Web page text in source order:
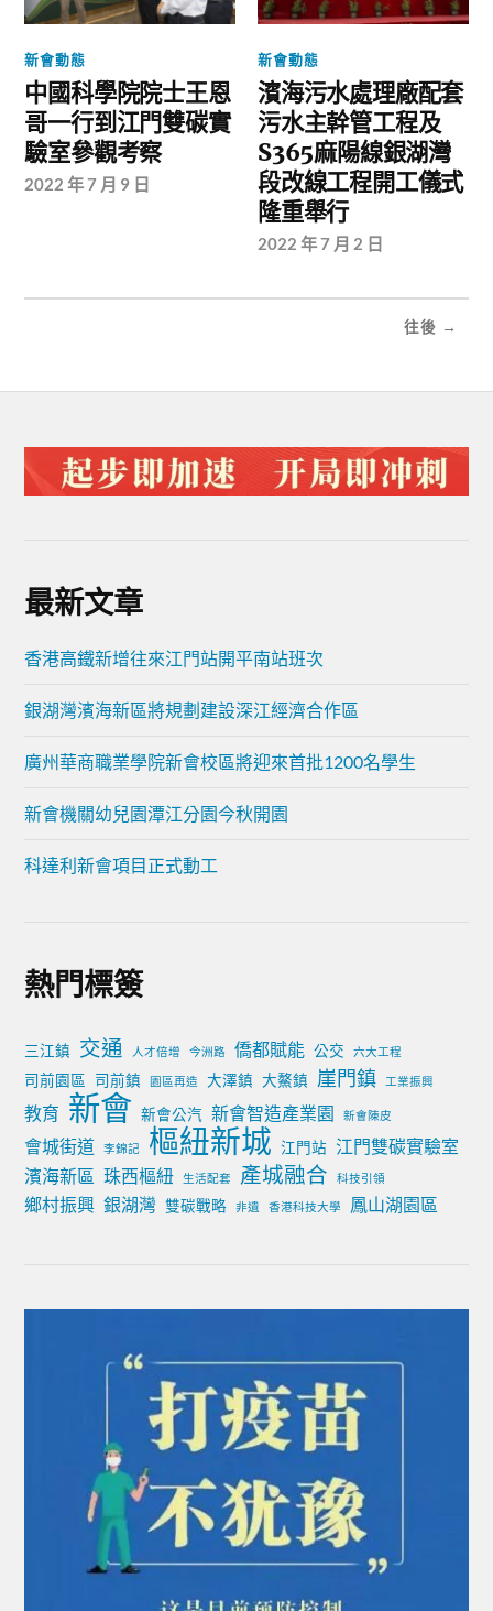
新會動態
中國科學院院士王恩
哥一行到江門雙碳實
驗室參觀考察
2022 年 7 月 9 日
新會動態
濱海污水處理廠配套
污水主幹管工程及
S365麻陽線銀湖灣
段改線工程開工儀式
隆重舉行
2022 年 7 月 2 日
往後 →
最新文章
香港高鐵新增往來江門站開平南站班次
銀湖灣濱海新區將規劃建設深江經濟合作區
廣州華商職業學院新會校區將迎來首批1200名學生
新會機關幼兒園潭江分園今秋開園
科達利新會項目正式動工
熱門標簽
三江鎮 交通 人才倍增 今洲路 僑都賦能 公交 六大工程
司前園區 司前鎮 園區再造 大澤鎮 大鰲鎮 崖門鎮 工業振興
教育 新會 新會公汽 新會智造產業園 新會陳皮
會城街道 李錦記 樞紐新城 江門站
江門雙碳實驗室
濱海新區 珠西樞紐 生活配套 產城融合 科技引領
鄉村振興 銀湖灣 雙碳戰略 非遺 香港科技大學 鳳山湖園區